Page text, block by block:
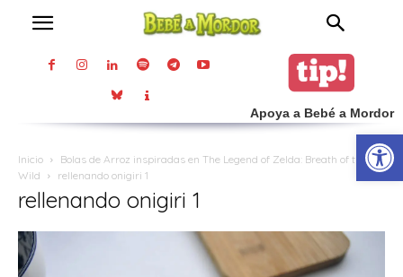
Apoya a Bebé a Mordor
Inicio
Bolas de Arroz inspiradas en The Legend of Zelda: Breath of the
Wild
rellenando onigiri 1
rellenando onigiri 1